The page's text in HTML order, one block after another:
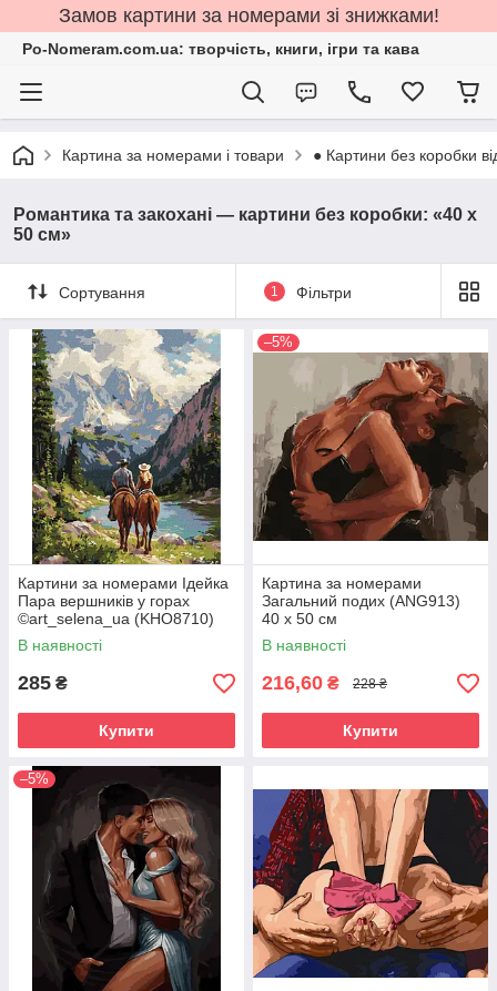
Замов картини за номерами зі знижками!
Po-Nomeram.com.ua: творчість, книги, ігри та кава
Картина за номерами і товари ● Картини без коробки
Романтика та закохані — картини без коробки: «40 х
50 см»
Сортування 1 Фільтри
Картини за номерами Ідейка
Пара вершників у горах
©art_selena_ua (KHO8710)
40 х 50 см
В наявності
285 ₴
Купити
–5%
Картина за номерами
Загальний подих (ANG913)
40 х 50 см
В наявності
216,60 ₴ 228 ₴
Купити
–5%